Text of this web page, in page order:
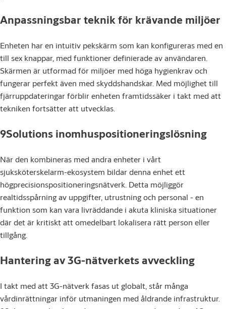
Anpassningsbar teknik för krävande miljöer
Enheten har en intuitiv pekskärm som kan konfigureras med en
till sex knappar, med funktioner definierade av användaren.
Skärmen är utformad för miljöer med höga hygienkrav och
fungerar perfekt även med skyddshandskar. Med möjlighet till
fjärruppdateringar förblir enheten framtidssäker i takt med att
tekniken fortsätter att utvecklas.
9Solutions inomhuspositioneringslösning
När den kombineras med andra enheter i vårt
sjuksköterskelarm-ekosystem bildar denna enhet ett
högprecisionspositioneringsnätverk. Detta möjliggör
realtidsspårning av uppgifter, utrustning och personal - en
funktion som kan vara livräddande i akuta kliniska situationer
där det är kritiskt att omedelbart lokalisera rätt person eller
tillgång.
Hantering av 3G-nätverkets avveckling
I takt med att 3G-nätverk fasas ut globalt, står många
vårdinrättningar inför utmaningen med åldrande infrastruktur.